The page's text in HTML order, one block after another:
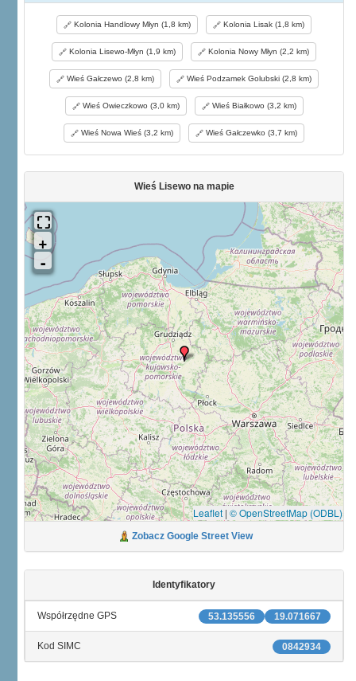
Kolonia Handlowy Młyn (1,8 km) Kolonia Lisak (1,8 km)
Kolonia Lisewo-Młyn (1,9 km) Kolonia Nowy Młyn (2,2 km)
Wieś Gałczewo (2,8 km) Wieś Podzamek Golubski (2,8 km)
Wieś Owieczkowo (3,0 km) Wieś Białkowo (3,2 km)
Wieś Nowa Wieś (3,2 km) Wieś Gałczewko (3,7 km)
Wieś Lisewo na mapie
Leaflet | © OpenStreetMap (ODBL)
Zobacz Google Street View
Identyfikatory
19.071667
53.135556
Współrzędne GPS
0842934
Kod SIMC